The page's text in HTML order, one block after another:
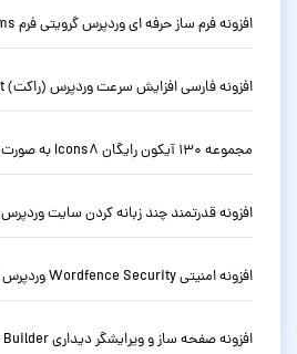
افزونه فرم ساز حرفه ای وردپرس گرویتی فرم Gravity Forms نسخه 3.0.0
افزونه فارسی افزایش سرعت وردپرس (راکت) WP Rocket نسخه 3.23.1
مجموعه 130 آیکون رایگان Icons8 به صورت SVG
افزونه قدرتمند چند زبانه کردن سایت وردپرس WPML نسخه 4.9.6
افزونه امنیتی Wordfence Security وردپرس نسخه 8.1.4